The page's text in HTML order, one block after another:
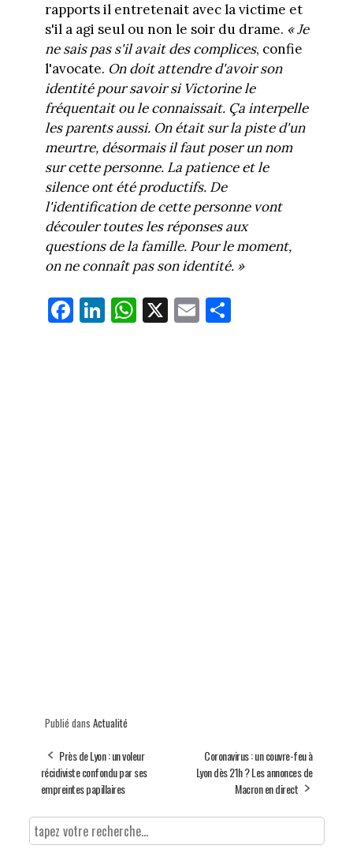
rapports il entretenait avec la victime et
s'il a agi seul ou non le soir du drame. « Je
ne sais pas s'il avait des complices, confie
l'avocate. On doit attendre d'avoir son
identité pour savoir si Victorine le
fréquentait ou le connaissait. Ça interpelle
les parents aussi. On était sur la piste d'un
meurtre, désormais il faut poser un nom
sur cette personne. La patience et le
silence ont été productifs. De
l'identification de cette personne vont
découler toutes les réponses aux
questions de la famille. Pour le moment,
on ne connaît pas son identité. »
Fa
ce
Li
nk
W
ha
X E
m
Pa
rt
Publié dans Actualité
Près de Lyon : un voleur
récidiviste confondu par ses
empreintes papillaires
Coronavirus : un couvre-feu à
Lyon dès 21h ? Les annonces de
Macron en direct